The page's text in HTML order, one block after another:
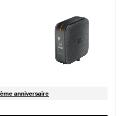
puis 49,99 € par mois, Sans engagement
anniversaire